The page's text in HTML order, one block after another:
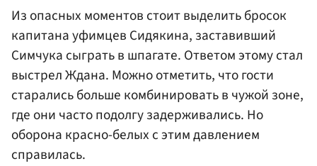
Из опасных моментов стоит выделить бросок
капитана уфимцев Сидякина, заставивший
Симчука сыграть в шпагате. Ответом этому стал
выстрел Ждана. Можно отметить, что гости
старались больше комбинировать в чужой зоне,
где они часто подолгу задерживались. Но
оборона красно-белых с этим давлением
справилась.